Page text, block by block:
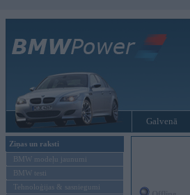
Galvenā
Ziņas un raksti
BMW modeļu jaunumi
BMW testi
Tehnoloģijas & sasniegumi